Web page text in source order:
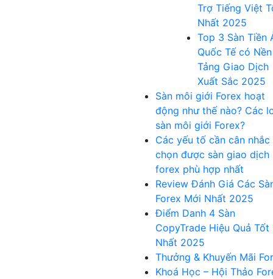
Trợ Tiếng Việt
Nhất 2025
Top 3 Sàn Tiền
Quốc Tế có Nền
Tảng Giao Dịch
Xuất Sắc 2025
Sàn môi giới Forex hoạt
động như thế nào? Các
sàn môi giới Forex?
Các yếu tố cần cân nhắc
chọn được sàn giao dịch
forex phù hợp nhất
Review Đánh Giá Các
Forex Mới Nhất 2025
Điểm Danh 4 Sàn
CopyTrade Hiệu Quả Tốt
Nhất 2025
Thưởng & Khuyến Mãi
Khoá Học – Hội Thảo